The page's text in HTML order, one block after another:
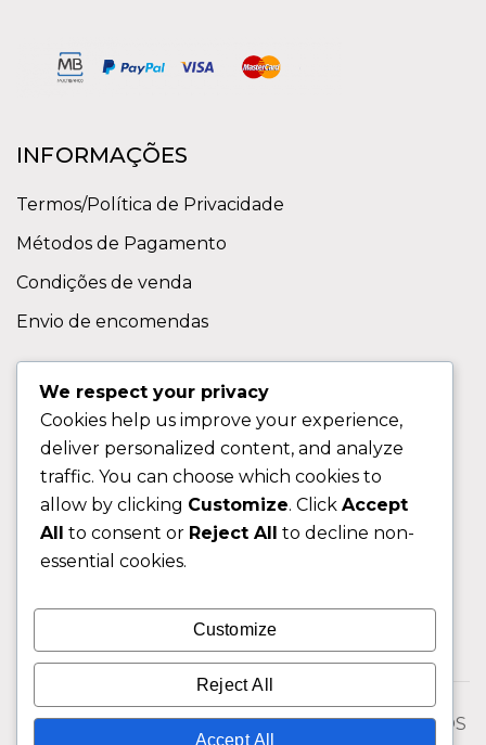
INFORMAÇÕES
Termos/Política de Privacidade
Métodos de Pagamento
Condições de venda
Envio de encomendas
Contactos
Sobre nos
FAQ (Perguntas Frequentes)
CLIENTE
Área do Cliente
Livro de Reclamações
© 2026 Fixngo TODOS OS DIREITOS RESERVADOS
We respect your privacy
Cookies help us improve your experience,
deliver personalized content, and analyze
traffic. You can choose which cookies to
allow by clicking Customize. Click Accept
All to consent or Reject All to decline non-
essential cookies.
Customize
Reject All
Accept All